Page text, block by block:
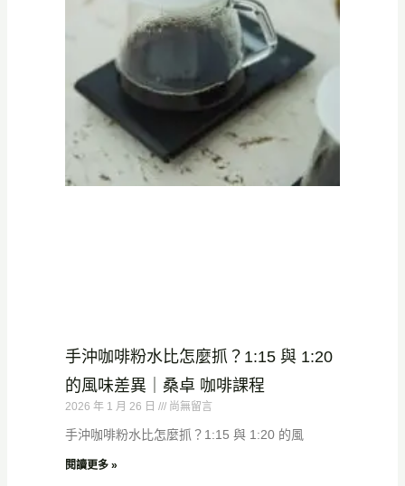
手沖咖啡粉水比怎麼抓？1:15 與 1:20
的風味差異｜桑卓 咖啡課程
2026 年 1 月 26 日 尚無留言
手沖咖啡粉水比怎麼抓？1:15 與 1:20 的風
閱讀更多 »